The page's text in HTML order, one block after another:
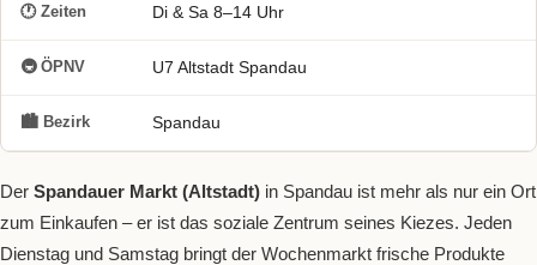
🕐 Zeiten Di & Sa 8–14 Uhr
🚇 ÖPNV U7 Altstadt Spandau
🏙 Bezirk Spandau
Der Spandauer Markt (Altstadt) in Spandau ist mehr als nur ein Ort
zum Einkaufen – er ist das soziale Zentrum seines Kiezes. Jeden
Dienstag und Samstag bringt der Wochenmarkt frische Produkte